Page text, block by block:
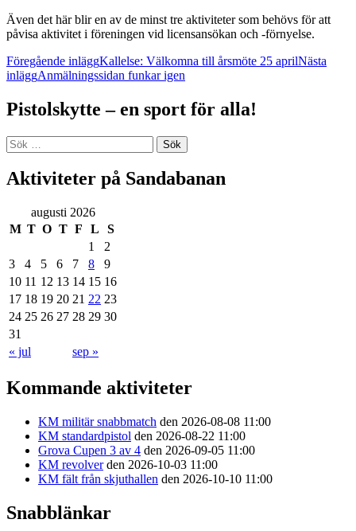
Även det här blir en av de minst tre aktiviteter som behövs för att
påvisa aktivitet i föreningen vid licensansökan och -förnyelse.
Inläggsnavigering
Föregående inläggKallelse: Välkomna till årsmöte 25 aprilNästa
inläggAnmälningssidan funkar igen
Pistolskytte – en sport för alla!
Sök
efter:
Aktiviteter på Sandabanan
augusti 2026
M T O T F L
S
1
2
3
4 5 6 7 8
9
10 11 12 13 14 15 16
17 18 19 20 21 22 23
24 25 26 27 28 29 30
31
« jul
sep »
Kommande aktiviteter
KM militär snabbmatch den 2026-08-08 11:00
KM standardpistol den 2026-08-22 11:00
Grova Cupen 3 av 4 den 2026-09-05 11:00
KM revolverden 2026-10-03 11:00
KM fält från skjuthallen den 2026-10-10 11:00
Snabblänkar